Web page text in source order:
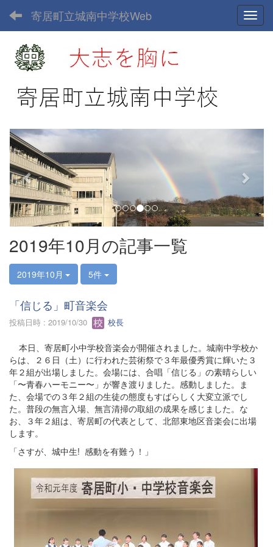
寄居町立城南中学校Web
p
r
e
v
i
o
u
s
x
t
2019年10月の記事一覧
2019年10月 5件
「信じる」町音楽会
投稿日時 : 2019/10/30 校長
本日、寄居町小中学校音楽会が開催されました。城南中学校か
らは、２６日（土）に行われた芸術祭で３年最優秀賞に輝いた３
年２組が出場しました。会場には、合唱「信じる」の素晴らしい
「〜青春ハーモニー〜」が響き渡りました。感動しました。ま
た、会場での３年２組の生徒の態度もすばらしく大変立派でし
た。普段の無言入場、無言清掃の取組の成果を感じました。な
お、３年２組は、寄居町の代表として、北部東地区音楽会に出場
します。
「さすが、城中生! 感動を有難う！」